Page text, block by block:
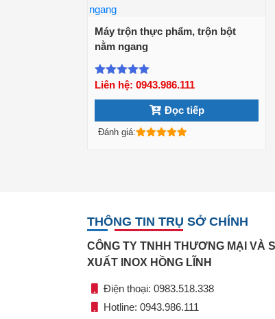
Máy trộn thực phẩm, trộn bột
nằm ngang
Được xếp
hạng5.005
Liên hệ: 0943.986.111
Đọc tiếp
Đánh giá:
THÔNG TIN TRỤ SỞ CHÍNH
CÔNG TY TNHH THƯƠNG MẠI VÀ
XUẤT INOX HỒNG LĨNH
Điện thoại: 0983.518.338
Hotline: 0943.986.111